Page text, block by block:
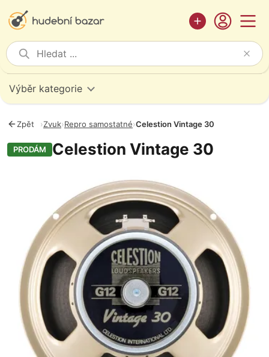
Výběr kategorie
Zpět ›Zvuk›Repro samostatné›Celestion Vintage 30
PRODÁM Celestion Vintage 30